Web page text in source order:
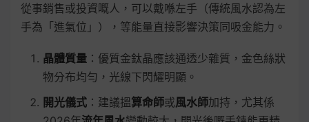
從事銷售或投資嘅人，可以戴喺左手（傳統風水認為左
手為「進氣位」），等能量直接影響決策同吸金能力。
晶體質量 ：優質金鈦晶應該通透少雜質，金色絲狀
物分布均勻，光線下閃耀明顯。
開光儀式 ：建議搵算命師或風水師加持，尤其係